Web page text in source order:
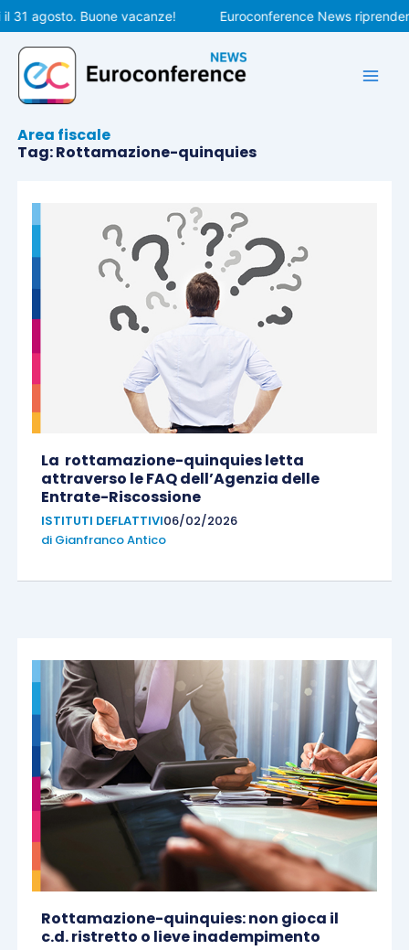
Vai
al
contenuto
agosto. Buone vacanze! Euroconference News riprenderà
Area fiscale
Tag: Rottamazione-quinquies
La rottamazione-quinquies letta
attraverso le FAQ dell’Agenzia delle
Entrate-Riscossione
ISTITUTI DEFLATTIVI06/02/2026
di Gianfranco Antico
Rottamazione-quinquies: non gioca il
c.d. ristretto o lieve inadempimento